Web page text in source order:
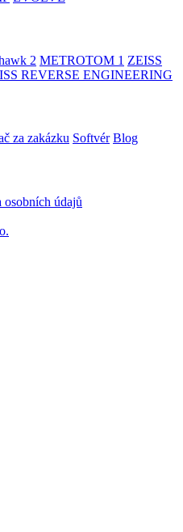
2 METROTOM 1 ZEISS
REVERSE ENGINEERING
za zakázku Softvér Blog
osobních údajů